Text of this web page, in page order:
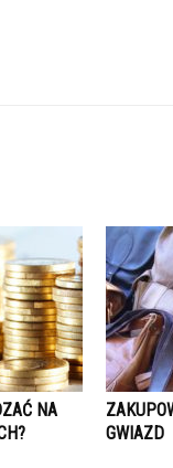
NA
GWIAZD